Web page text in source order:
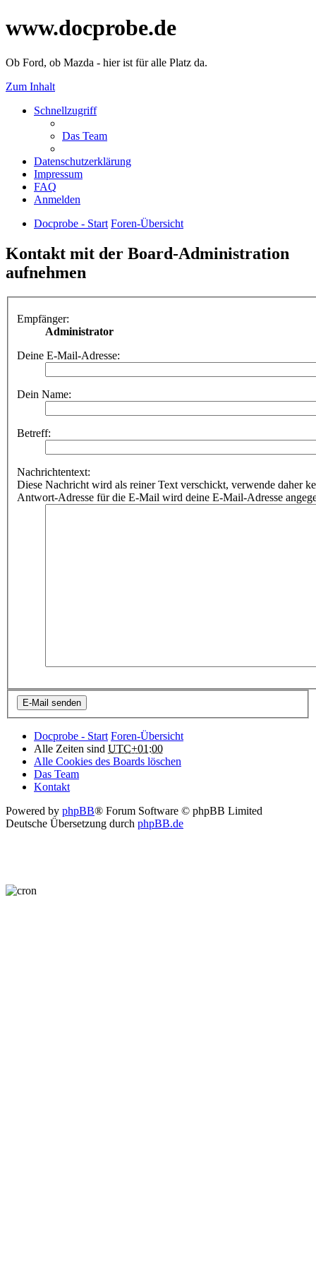
www.docprobe.de
Ob Ford, ob Mazda - hier ist für alle Platz da.
Zum Inhalt
Schnellzugriff
Das Team
Datenschutzerklärung
Impressum
FAQ
Anmelden
Docprobe - Start Foren-Übersicht
Kontakt mit der Board-Administration
aufnehmen
Empfänger:
Administrator
Deine E-Mail-Adresse:
Dein Name:
Betreff:
Nachrichtentext:
Diese Nachricht wird als reiner Text verschickt, verwende daher
Antwort-Adresse für die E-Mail wird deine E-Mail-Adresse
Docprobe - Start Foren-Übersicht
Alle Zeiten sind UTC+01:00
Alle Cookies des Boards löschen
Das Team
Kontakt
Powered by phpBB® Forum Software © phpBB Limited
Deutsche Übersetzung durch phpBB.de